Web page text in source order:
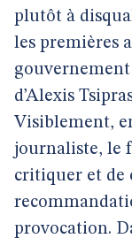
plutôt à
les premières
d’Alexis
Visiblement,
journaliste, le
critiquer et de
provocation.